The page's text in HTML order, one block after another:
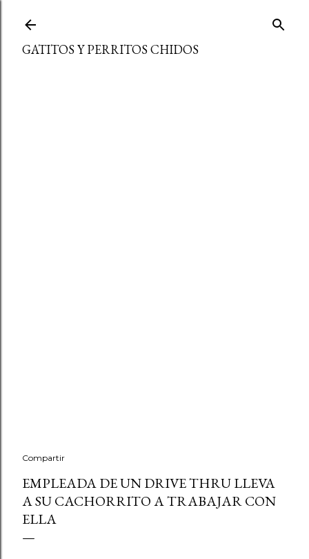
GATITOS Y PERRITOS CHIDOS
Compartir
EMPLEADA DE UN DRIVE THRU LLEVA
A SU CACHORRITO A TRABAJAR CON
ELLA